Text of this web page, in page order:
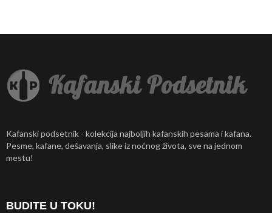
Kafanski podsetnik - kolekcija najboljih kafanskih pesama i kafana.
Pesme, kafane, dešavanja, slike iz noćnog života, sve na jednom
mestu!
BUDITE U TOKU!